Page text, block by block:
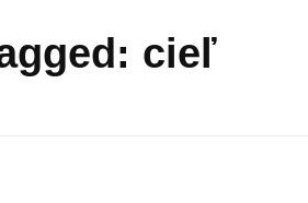
cieľ